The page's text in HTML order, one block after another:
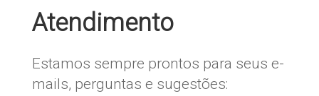
Atendimento
Estamos sempre prontos para seus e-
mails, perguntas e sugestões: